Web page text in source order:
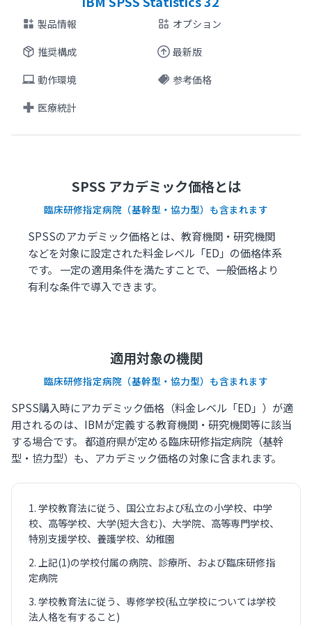
製品情報
オプション
推奨構成
最新版
動作環境
参考価格
医療統計
SPSS アカデミック価格とは
臨床研修指定病院（基幹型・協力型）も含まれます
SPSSのアカデミック価格とは、教育機関・研究機関
などを対象に設定された料金レベル「ED」の価格体系
です。 一定の適用条件を満たすことで、一般価格より
有利な条件で導入できます。
適用対象の機関
臨床研修指定病院（基幹型・協力型）も含まれます
SPSS購入時にアカデミック価格（料金レベル「ED」）が適
用されるのは、IBMが定義する教育機関・研究機関等に該当
する場合です。 都道府県が定める臨床研修指定病院（基幹
型・協力型）も、アカデミック価格の対象に含まれます。
学校教育法に従う、国公立および私立の小学校、中学
校、高等学校、大学(短大含む)、大学院、高等専門学校、
特別支援学校、養護学校、幼稚園
上記(1)の学校付属の病院、診療所、および臨床研修指
定病院
学校教育法に従う、専修学校(私立学校については学校
法人格を有すること)